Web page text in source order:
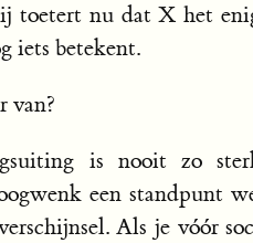
toetert nu dat X het
iets betekent.
van?
is nooit zo
een standpunt
Als je vóór